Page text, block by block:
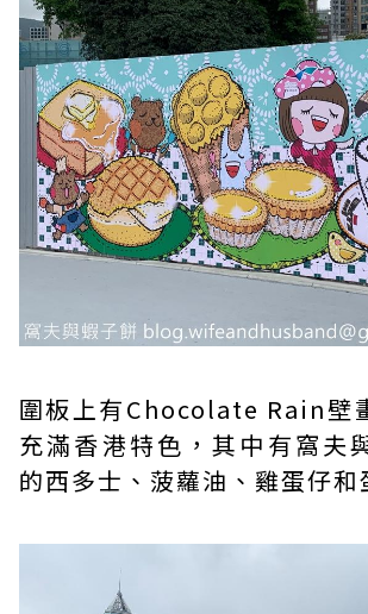
圍板上有Chocolate Rain壁
充滿香港特色，其中有窩夫
的西多士、菠蘿油、雞蛋仔和